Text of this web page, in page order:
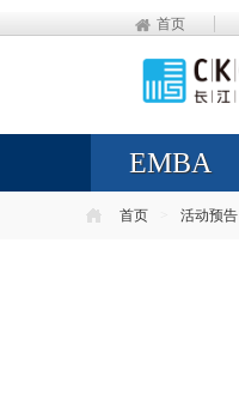
首页
EMBA
首页 活动预告